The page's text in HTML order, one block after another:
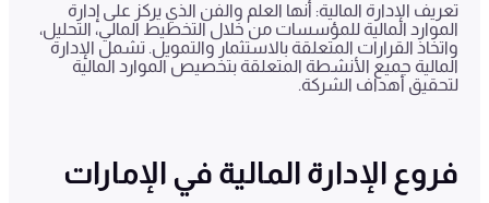
تعريف الإدارة المالية: أنها العلم والفن الذي يركز على إدارة
الموارد المالية للمؤسسات من خلال التخطيط المالي، التحليل،
واتخاذ القرارات المتعلقة بالاستثمار والتمويل. تشمل الإدارة
المالية جميع الأنشطة المتعلقة بتخصيص الموارد المالية
لتحقيق أهداف الشركة.
فروع الإدارة المالية في الإمارات